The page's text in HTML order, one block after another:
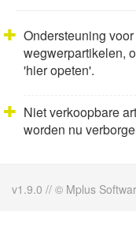
Ondersteuning voor
wegwerpartikelen,
'hier opeten'.
Niet verkoopbare
worden nu
v1.9.0 // © Mplus